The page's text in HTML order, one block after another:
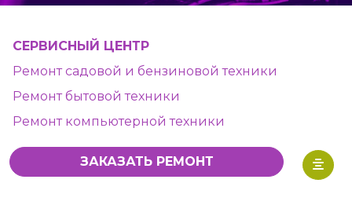
СЕРВИСНЫЙ ЦЕНТР
Ремонт садовой и бензиновой техники
Ремонт бытовой техники
Ремонт компьютерной техники
ЗАКАЗАТЬ РЕМОНТ